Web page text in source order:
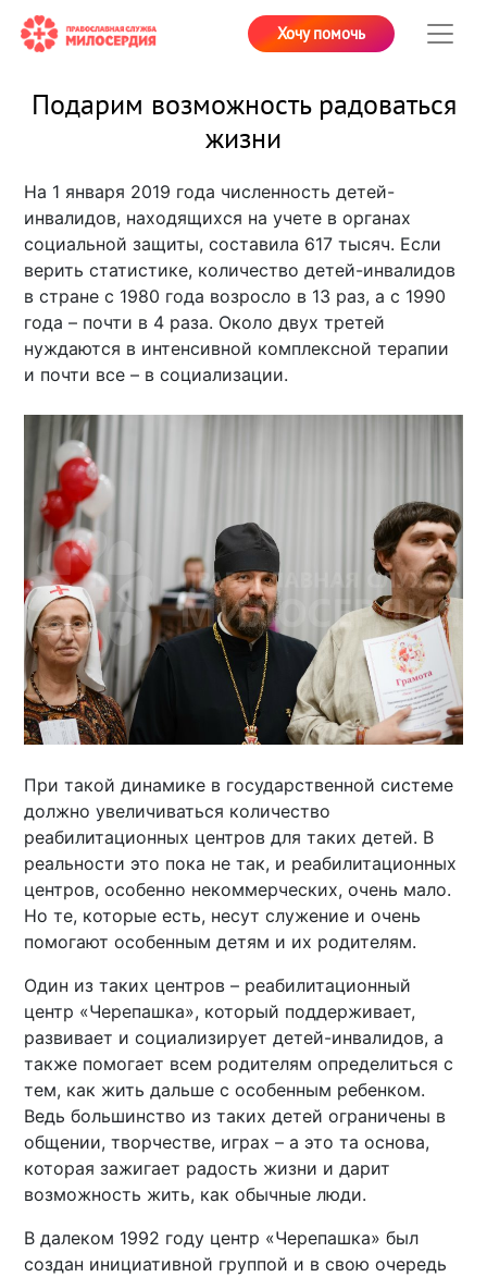
Хочу помочь
Подарим возможность радоваться
жизни
На 1 января 2019 года численность детей-
инвалидов, находящихся на учете в органах
социальной защиты, составила 617 тысяч. Если
верить статистике, количество детей-инвалидов
в стране с 1980 года возросло в 13 раз, а с 1990
года – почти в 4 раза. Около двух третей
нуждаются в интенсивной комплексной терапии
и почти все – в социализации.
При такой динамике в государственной системе
должно увеличиваться количество
реабилитационных центров для таких детей. В
реальности это пока не так, и реабилитационных
центров, особенно некоммерческих, очень мало.
Но те, которые есть, несут служение и очень
помогают особенным детям и их родителям.
Один из таких центров – реабилитационный
центр «Черепашка», который поддерживает,
развивает и социализирует детей-инвалидов, а
также помогает всем родителям определиться с
тем, как жить дальше с особенным ребенком.
Ведь большинство из таких детей ограничены в
общении, творчестве, играх – а это та основа,
которая зажигает радость жизни и дарит
возможность жить, как обычные люди.
В далеком 1992 году центр «Черепашка» был
создан инициативной группой и в свою очередь